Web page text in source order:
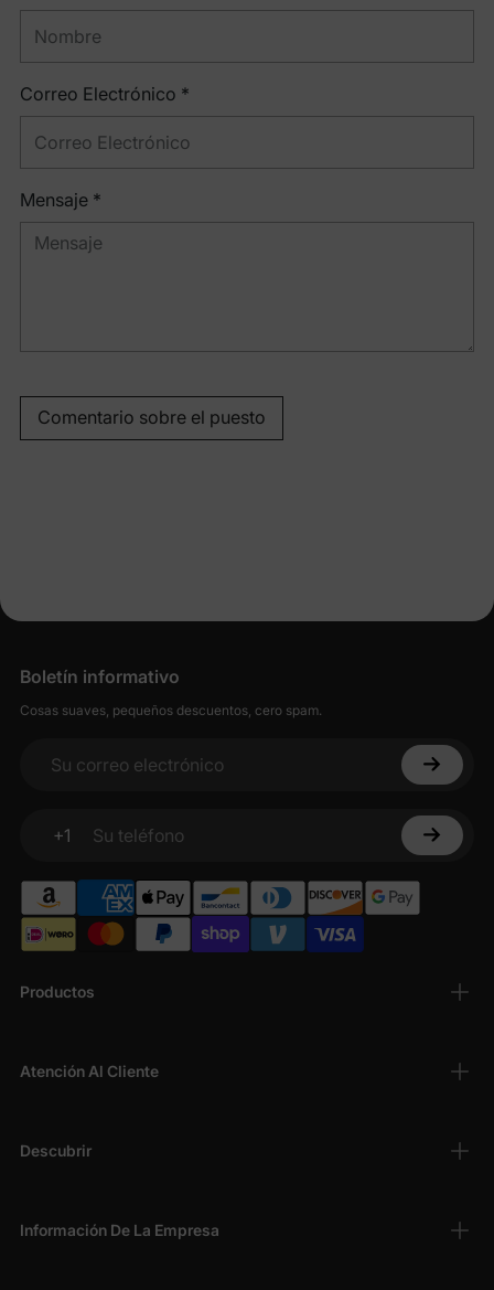
Correo Electrónico *
Mensaje *
Comentario sobre el puesto
Productos
Atención Al Cliente
Descubrir
Información De La Empresa
Boletín informativo
Cosas suaves, pequeños descuentos, cero spam.
Su correo electrónico
+1
Su teléfono